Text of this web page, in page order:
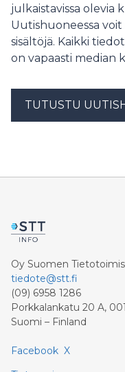
julkaistavissa olevia
Uutishuoneessa voit
sisältöjä. Kaikki
on vapaasti median
TUTUSTU
Oy Suomen
tiedote@stt.fi
(09) 6958 1286
Porkkalankatu 20 A,
Suomi – Finland
Facebook X